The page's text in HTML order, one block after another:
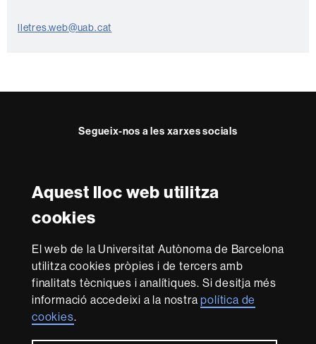
Aquest lloc web utilitza
cookies
El web de la Universitat Autònoma de Barcelona
utilitza cookies pròpies i de tercers amb
finalitats tècniques i analítiques. Si desitja més
informació accedeixi a la nostrapolítica de
cookies.
t
lletres.web@uab.cat
Segueix-nos a les xarxes socials
FFLFFLFFLFFL
Reconeixement internacional de l'excel·lència
in
Research
-
Euraxess
Amb el finançament de